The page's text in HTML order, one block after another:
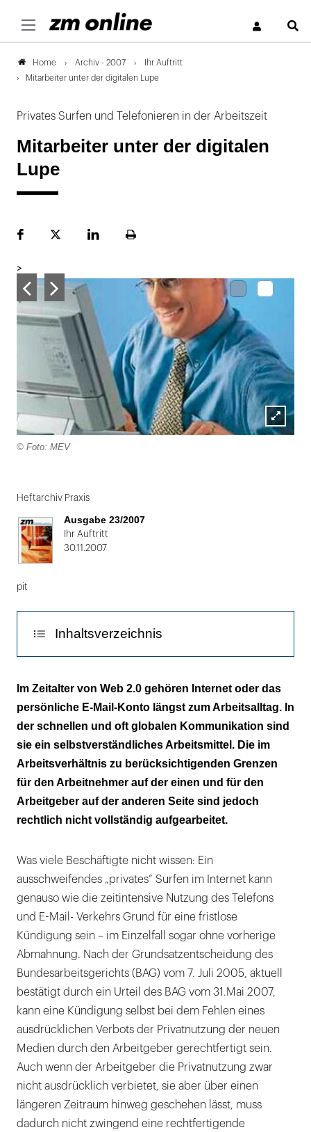
Home Archiv - 2007
Ihr Auftritt
Mitarbeiter unter der digitalen Lupe
Privates Surfen und Telefonieren in der Arbeitszeit
Mitarbeiter unter der digitalen
Lupe
FacebookPlattformLinekdInSeite
>
Lightbox
© Foto: MEV
1
von
2
Heftarchiv Praxis
Ausgabe 23/2007
Ihr Auftritt
30.11.2007
pit
Inhaltsverzeichnis
Des Menschen Pflicht …
… und des Menschen Recht
Im Zeitalter von Web 2.0 gehören Internet oder das
persönliche E-Mail-Konto längst zum Arbeitsalltag. In
der schnellen und oft globalen Kommunikation sind
sie ein selbstverständliches Arbeitsmittel. Die im
Arbeitsverhältnis zu berücksichtigenden Grenzen
für den Arbeitnehmer auf der einen und für den
Arbeitgeber auf der anderen Seite sind jedoch
rechtlich nicht vollständig aufgearbeitet.
Was viele Beschäftigte nicht wissen: Ein
ausschweifendes „privates“ Surfen im Internet kann
genauso wie die zeitintensive Nutzung des Telefons
und E-Mail- Verkehrs Grund für eine fristlose
Kündigung sein – im Einzelfall sogar ohne vorherige
Abmahnung. Nach der Grundsatzentscheidung des
Bundesarbeitsgerichts (BAG) vom 7. Juli 2005, aktuell
bestätigt durch ein Urteil des BAG vom 31.Mai 2007,
kann eine Kündigung selbst bei dem Fehlen eines
ausdrücklichen Verbots der Privatnutzung der neuen
Medien durch den Arbeitgeber gerechtfertigt sein.
Auch wenn der Arbeitgeber die Privatnutzung zwar
nicht ausdrücklich verbietet, sie aber über einen
längeren Zeitraum hinweg geschehen lässt, muss
dadurch nicht zwingend eine rechtfertigende